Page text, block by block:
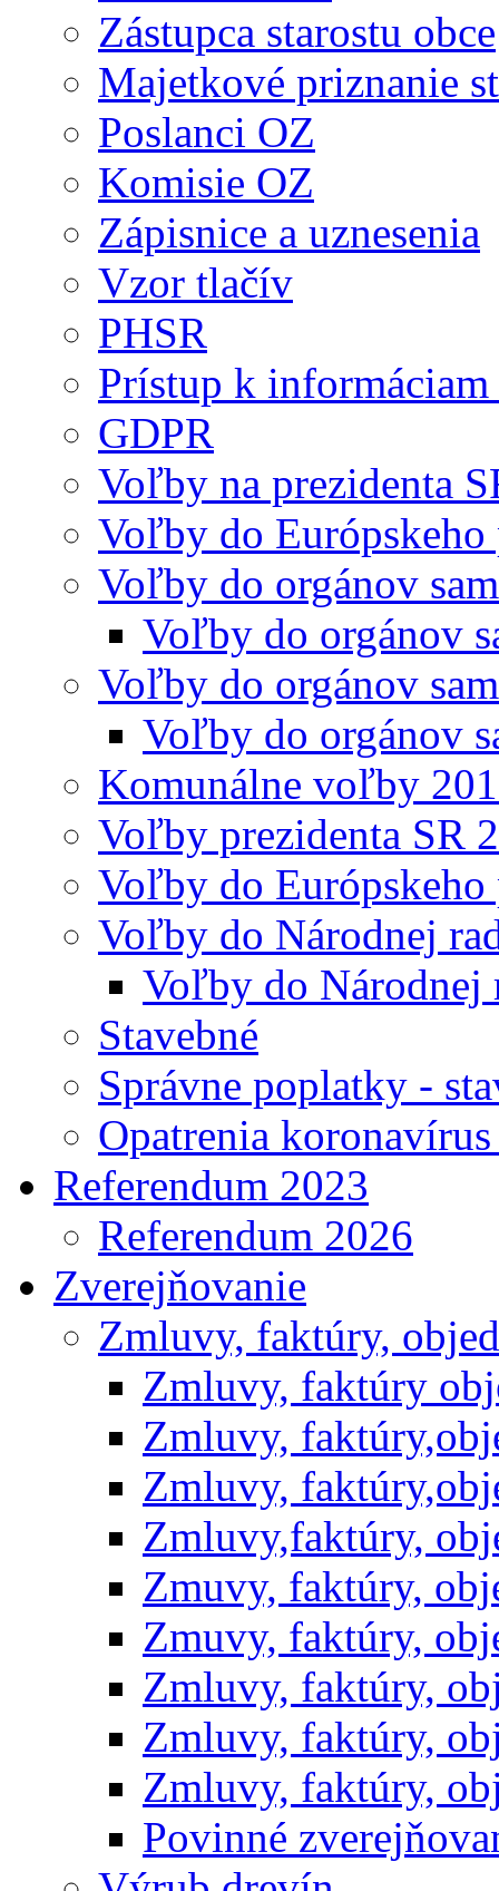
Zástupca starostu obce
Majetkové priznanie
Poslanci OZ
Komisie OZ
Zápisnice a uznesenia
Vzor tlačív
PHSR
Prístup k
GDPR
Voľby na prezidenta
Voľby do Európskeho
Voľby do orgánov
Voľby do orgánov
Voľby do orgánov
Voľby do orgánov
Komunálne voľby
Voľby prezidenta SR
Voľby do Európskeho
Voľby do Národnej
Voľby do Národnej
Stavebné
Správne poplatky -
Opatrenia
Referendum 2023
Referendum 2026
Zverejňovanie
Zmluvy, faktúry,
Zmluvy, faktúry
Zmluvy,
Zmluvy,
Zmluvy,faktúry,
Zmuvy, faktúry,
Zmuvy, faktúry,
Zmluvy, faktúry,
Zmluvy, faktúry,
Zmluvy, faktúry,
Povinné